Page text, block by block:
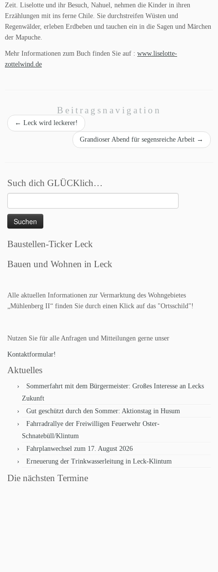
Zeit. Liselotte und ihr Besuch, Nahuel, nehmen die Kinder in ihren
Erzählungen mit ins ferne Chile. Sie durchstreifen Wüsten und
Regenwälder, erleben Erdbeben und tauchen ein in die Sagen und Märchen
der Mapuche.
Mehr Informationen zum Buch finden Sie auf : www.liselotte-
zottelwind.de
Beitragsnavigation
← Leck wird leckerer!
Grandioser Abend für segensreiche Arbeit →
Such dich GLÜCKlich…
nach:
Baustellen-Ticker Leck
Bauen und Wohnen in Leck
Alle aktuellen Informationen zur Vermarktung des Wohngebietes
„Mühlenberg II“ finden Sie durch einen Klick auf das "Ortsschild"!
Nutzen Sie für alle Anfragen und Mitteilungen gerne unser
Kontaktformular!
Aktuelles
Sommerfahrt mit dem Bürgermeister: Großes Interesse an Lecks
Zukunft
Gut geschützt durch den Sommer: Aktionstag in Husum
Fahrradrallye der Freiwilligen Feuerwehr Oster-
Schnatebüll/Klintum
Fahrplanwechsel zum 17. August 2026
Erneuerung der Trinkwasserleitung in Leck-Klintum
Die nächsten Termine